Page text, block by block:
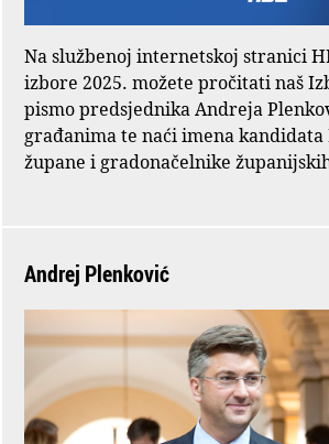
Na službenoj internetskoj stranici
izbore 2025. možete pročitati naš
pismo predsjednika Andreja
građanima te naći imena kandidata
župane i gradonačelnike
Andrej Plenković